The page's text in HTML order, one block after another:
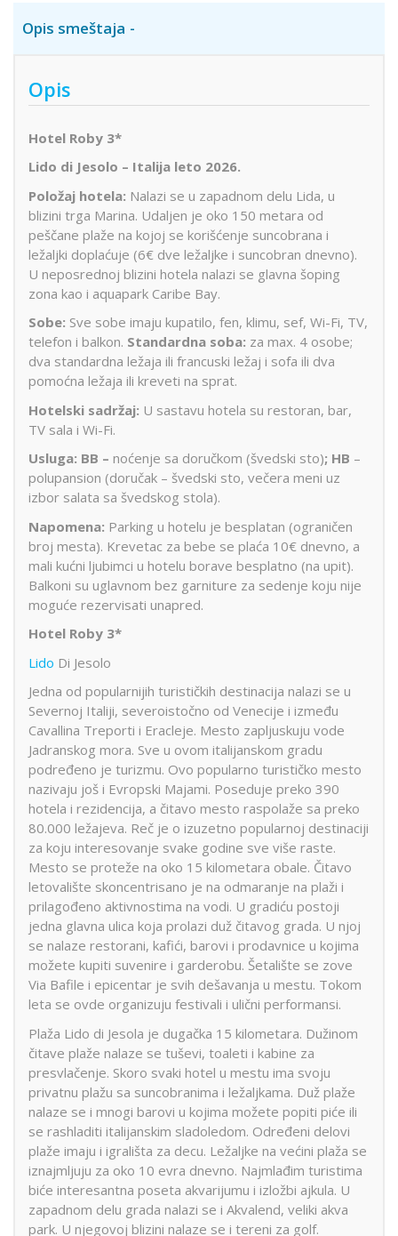
Opis smeštaja
Opis
Hotel Roby 3*
Lido di Jesolo – Italija leto 2026.
Položaj hotela: Nalazi se u zapadnom delu Lida, u
blizini trga Marina. Udaljen je oko 150 metara od
peščane plaže na kojoj se korišćenje suncobrana i
ležaljki doplaćuje (6€ dve ležaljke i suncobran dnevno).
U neposrednoj blizini hotela nalazi se glavna šoping
zona kao i aquapark Caribe Bay.
Sobe: Sve sobe imaju kupatilo, fen, klimu, sef, Wi-Fi, TV,
telefon i balkon. Standardna soba: za max. 4 osobe;
dva standardna ležaja ili francuski ležaj i sofa ili dva
pomoćna ležaja ili kreveti na sprat.
Hotelski sadržaj: U sastavu hotela su restoran, bar,
TV sala i Wi-Fi.
Usluga: BB – noćenje sa doručkom (švedski sto); HB –
polupansion (doručak – švedski sto, večera meni uz
izbor salata sa švedskog stola).
Napomena: Parking u hotelu je besplatan (ograničen
broj mesta). Krevetac za bebe se plaća 10€ dnevno, a
mali kućni ljubimci u hotelu borave besplatno (na upit).
Balkoni su uglavnom bez garniture za sedenje koju nije
moguće rezervisati unapred.
Hotel Roby 3*
Lido Di Jesolo
Jedna od popularnijih turističkih destinacija nalazi se u
Severnoj Italiji, severoistočno od Venecije i između
Cavallina Treporti i Eracleje. Mesto zapljuskuju vode
Jadranskog mora. Sve u ovom italijanskom gradu
podređeno je turizmu. Ovo popularno turističko mesto
nazivaju još i Evropski Majami. Poseduje preko 390
hotela i rezidencija, a čitavo mesto raspolaže sa preko
80.000 ležajeva. Reč je o izuzetno popularnoj destinaciji
za koju interesovanje svake godine sve više raste.
Mesto se proteže na oko 15 kilometara obale. Čitavo
letovalište skoncentrisano je na odmaranje na plaži i
prilagođeno aktivnostima na vodi. U gradiću postoji
jedna glavna ulica koja prolazi duž čitavog grada. U njoj
se nalaze restorani, kafići, barovi i prodavnice u kojima
možete kupiti suvenire i garderobu. Šetalište se zove
Via Bafile i epicentar je svih dešavanja u mestu. Tokom
leta se ovde organizuju festivali i ulični performansi.
Plaža Lido di Jesola je dugačka 15 kilometara. Dužinom
čitave plaže nalaze se tuševi, toaleti i kabine za
presvlačenje. Skoro svaki hotel u mestu ima svoju
privatnu plažu sa suncobranima i ležaljkama. Duž plaže
nalaze se i mnogi barovi u kojima možete popiti piće ili
se rashladiti italijanskim sladoledom. Određeni delovi
plaže imaju i igrališta za decu. Ležaljke na većini plaža se
iznajmljuju za oko 10 evra dnevno. Najmlađim turistima
biće interesantna poseta akvarijumu i izložbi ajkula. U
zapadnom delu grada nalazi se i Akvalend, veliki akva
park. U njegovoj blizini nalaze se i tereni za golf.